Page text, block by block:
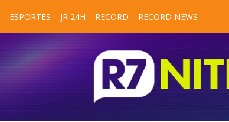
ESPORTES JR 24H RECORD RECORD NEWS